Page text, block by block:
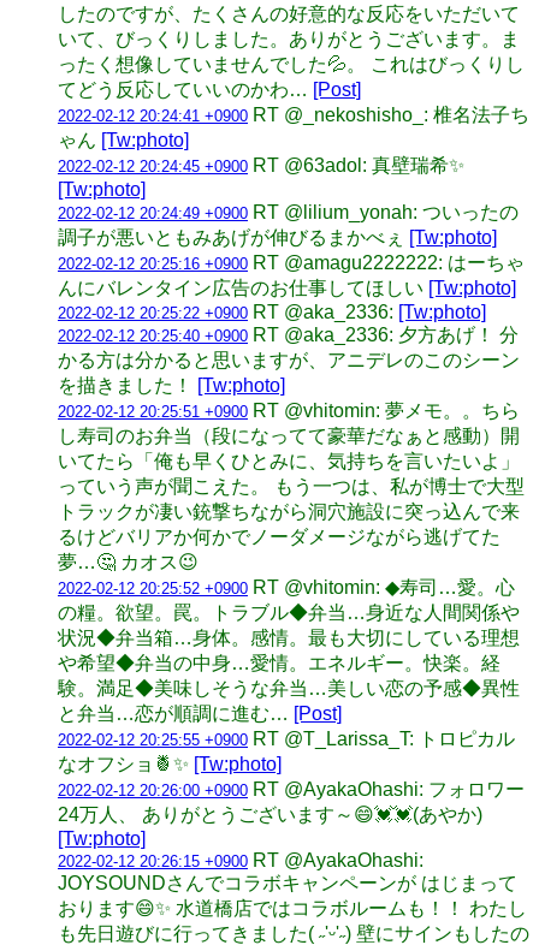
したのですが、たくさんの好意的な反応をいただいて
いて、びっくりしました。ありがとうございます。ま
ったく想像していませんでした💦。 これはびっくりし
てどう反応していいのかわ… [Post]
2022-02-12 20:24:41 +0900 RT @_nekoshisho_: 椎名法子ち
ゃん [Tw:photo]
2022-02-12 20:24:45 +0900 RT @63adol: 真壁瑞希✨
[Tw:photo]
2022-02-12 20:24:49 +0900 RT @lilium_yonah: ついったの
調子が悪いともみあげが伸びるまかべぇ
[Tw:photo]
2022-02-12 20:25:16 +0900 RT @amagu2222222: はーちゃ
んにバレンタイン広告のお仕事してほしい [Tw:photo]
2022-02-12 20:25:22 +0900 RT @aka_2336: [Tw:photo]
2022-02-12 20:25:40 +0900 RT @aka_2336: 夕方あげ！ 分
かる方は分かると思いますが、アニデレのこのシーン
を描きました！
[Tw:photo]
2022-02-12 20:25:51 +0900 RT @vhitomin: 夢メモ。。ちら
し寿司のお弁当（段になってて豪華だなぁと感動）開
いてたら「俺も早くひとみに、気持ちを言いたいよ」
っていう声が聞こえた。 もう一つは、私が博士で大型
トラックが凄い銃撃ちながら洞穴施設に突っ込んで来
るけどバリアか何かでノーダメージながら逃げてた
夢…🤔 カオス😉
2022-02-12 20:25:52 +0900 RT @vhitomin: ◆寿司…愛。心
の糧。欲望。罠。トラブル◆弁当…身近な人間関係や
状況◆弁当箱…身体。感情。最も大切にしている理想
や希望◆弁当の中身…愛情。エネルギー。快楽。経
験。満足◆美味しそうな弁当…美しい恋の予感◆異性
と弁当…恋が順調に進む… [Post]
2022-02-12 20:25:55 +0900 RT @T_Larissa_T: トロピカル
なオフショ🍍✨ [Tw:photo]
2022-02-12 20:26:00 +0900 RT @AyakaOhashi: フォロワー
24万人、 ありがとうございます～😄💓💓(あやか)
[Tw:photo]
2022-02-12 20:26:15 +0900 RT @AyakaOhashi:
JOYSOUNDさんでコラボキャンペーンが はじまって
おります😄✨ 水道橋店ではコラボルームも！！ わたし
も先日遊びに行ってきました( ˶'ᵕ'˶) 壁にサインもしたの